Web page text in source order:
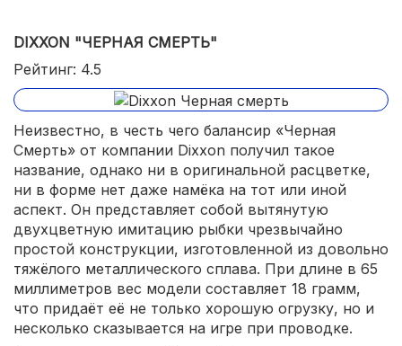
DIXXON "ЧЕРНАЯ СМЕРТЬ"
Рейтинг: 4.5
Неизвестно, в честь чего балансир «Черная
Смерть» от компании Dixxon получил такое
название, однако ни в оригинальной расцветке,
ни в форме нет даже намёка на тот или иной
аспект. Он представляет собой вытянутую
двухцветную имитацию рыбки чрезвычайно
простой конструкции, изготовленной из довольно
тяжёлого металлического сплава. При длине в 65
миллиметров вес модели составляет 18 грамм,
что придаёт её не только хорошую огрузку, но и
несколько сказывается на игре при проводке.